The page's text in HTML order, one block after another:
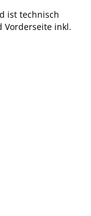
ist technisch
Vorderseite inkl.